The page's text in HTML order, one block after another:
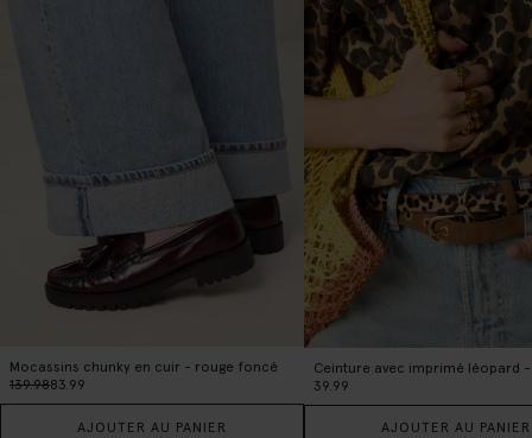
Mocassins chunky en cuir - rouge foncé
139.9883.99
AJOUTER AU PANIER
39.99
AJOUTER AU PANIER